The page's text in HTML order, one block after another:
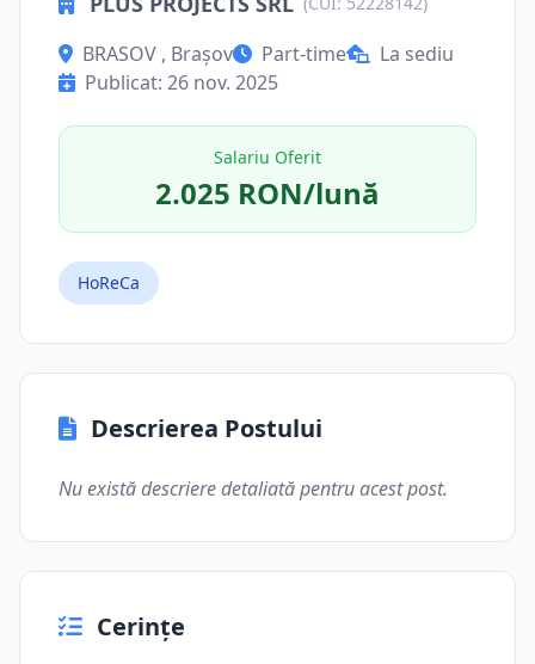
BRASOV , Brașov Part-time
La sediu
Publicat: 26 nov. 2025
Salariu Oferit
2.025 RON/lună
HoReCa
Descrierea Postului
Nu există descriere detaliată pentru acest post.
Cerințe